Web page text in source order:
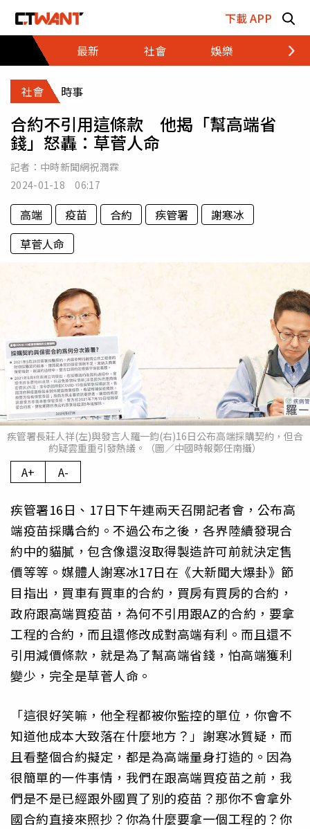
下載 APP
最新
社會 娛樂 財經
社會 時事
合約不引用這條款 他揭「幫高端省
錢」怒轟：草菅人命
記者： 中時新聞網祝潤霖
2024-01-18 06:17
高端 疫苗 合約 疾管署
謝寒冰
草菅人命
疾管署長莊人祥(左)與發言人羅一鈞(右)16日公布高端採購契約，但合
約疑雲重重引發熱議。（圖／中國時報鄭任南攝）
A+ A-
疾管署16日、17日下午連兩天召開記者會，公布高
端疫苗採購合約。不過公布之後，各界陸續發現合
約中的貓膩，包含像還沒取得製造許可前就決定售
價等等。媒體人謝寒冰17日在《大新聞大爆卦》節
目指出，買車有買車的合約，買房有買房的合約，
政府跟高端買疫苗，為何不引用跟AZ的合約，要拿
工程的合約，而且還修改成對高端有利。而且還不
引用減價條款，就是為了幫高端省錢，怕高端獲利
變少，完全是草菅人命。
「這很好笑嘛，他全程都被你監控的單位，你會不
知道他成本大致落在什麼地方？」謝寒冰質疑，而
且看整個合約擬定，都是為高端量身打造的。因為
很簡單的一件事情，我們在跟高端買疫苗之前，我
們是不是已經跟外國買了別的疫苗？那你不會拿外
國合約直接來照抄？你為什麼要拿一個工程的？你